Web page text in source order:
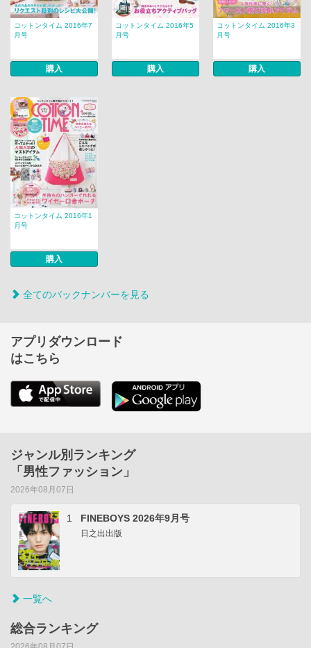
コットンタイム 2016年7
月号
購入
コットンタイム 2016年5
月号
購入
コットンタイム 2016年3
月号
購入
コットンタイム 2016年1
月号
購入
全てのバックナンバーを見る
アプリダウンロード
はこちら
ジャンル別ランキング
「男性ファッション」
2026年08月07日
1 FINEBOYS 2026年9月号
日之出出版
一覧へ
総合ランキング